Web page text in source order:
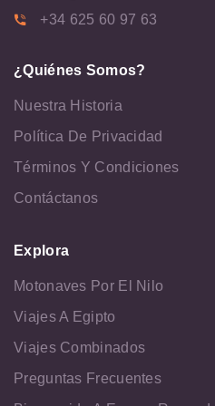
+34 625 60 97 63
¿Quiénes Somos?
Nuestra Historia
Política De Privacidad
Términos Y Condiciones
Contáctanos
Explora
Motonaves Por El Nilo
Viajes A Egipto
Viajes Combinados
Preguntas Frecuentes